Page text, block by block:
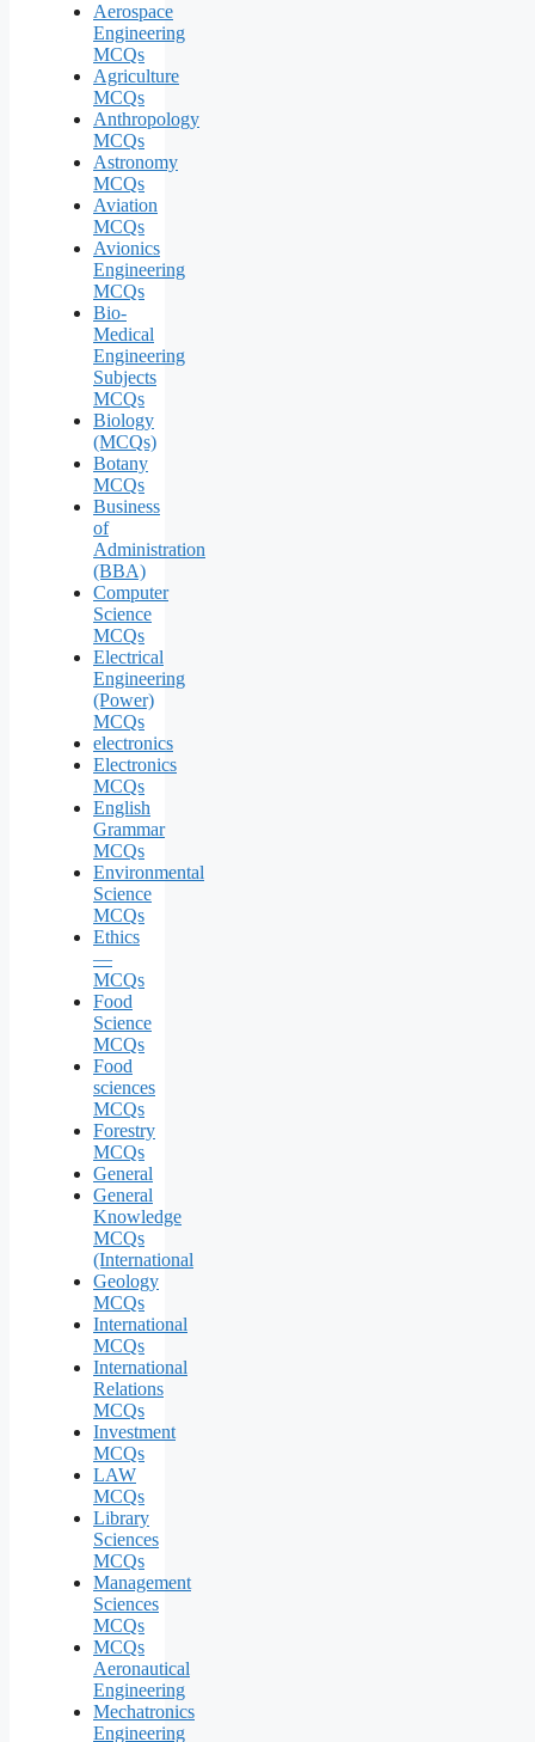
Aerospace
Engineering
MCQs
Agriculture
MCQs
Anthropology
MCQs
Astronomy
MCQs
Aviation
MCQs
Avionics
Engineering
MCQs
Bio-
Medical
Engineering
Subjects
MCQs
Biology
(MCQs)
Botany
MCQs
Business
of
Administration
(BBA)
Computer
Science
MCQs
Electrical
Engineering
(Power)
MCQs
electronics
Electronics
MCQs
English
Grammar
MCQs
Environmental
Science
MCQs
Ethics
—
MCQs
Food
Science
MCQs
Food
sciences
MCQs
Forestry
MCQs
General
General
Knowledge
MCQs
(International
Geology
MCQs
International
MCQs
International
Relations
MCQs
Investment
MCQs
LAW
MCQs
Library
Sciences
MCQs
Management
Sciences
MCQs
MCQs
Aeronautical
Engineering
Mechatronics
Engineering